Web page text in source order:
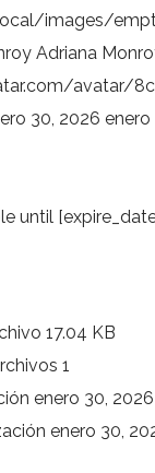
images/
Adriana
avatar/
30, 2026 enero
until
17.04 KB
1
enero 30, 2026
enero 30,